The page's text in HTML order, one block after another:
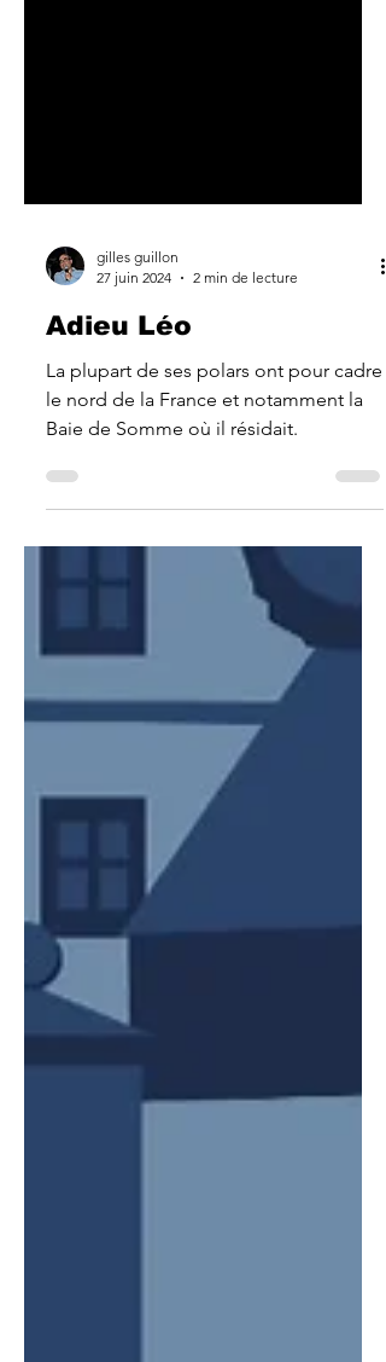
27 juin 2024
Adieu Léo
La plupart de ses polars ont pour cadre
le nord de la France et notamment la
Baie de Somme où il résidait.